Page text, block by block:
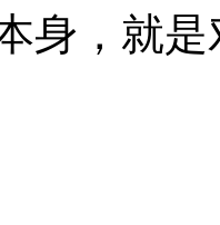
身，就